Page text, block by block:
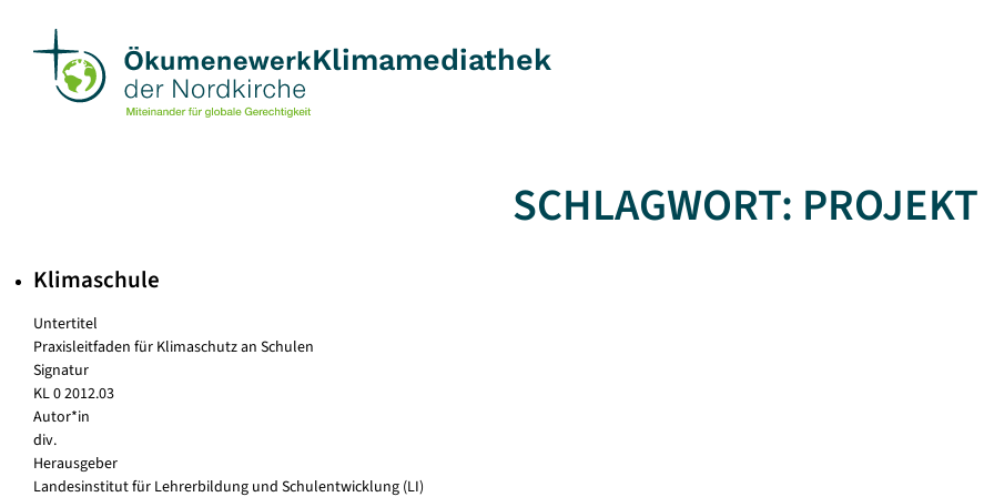
content
Klimamediathek
SCHLAGWORT: PROJEKT
Klimaschule
Untertitel
Praxisleitfaden für Klimaschutz an Schulen
Signatur
KL 0 2012.03
Autor*in
div.
Herausgeber
Landesinstitut für Lehrerbildung und Schulentwicklung (LI)